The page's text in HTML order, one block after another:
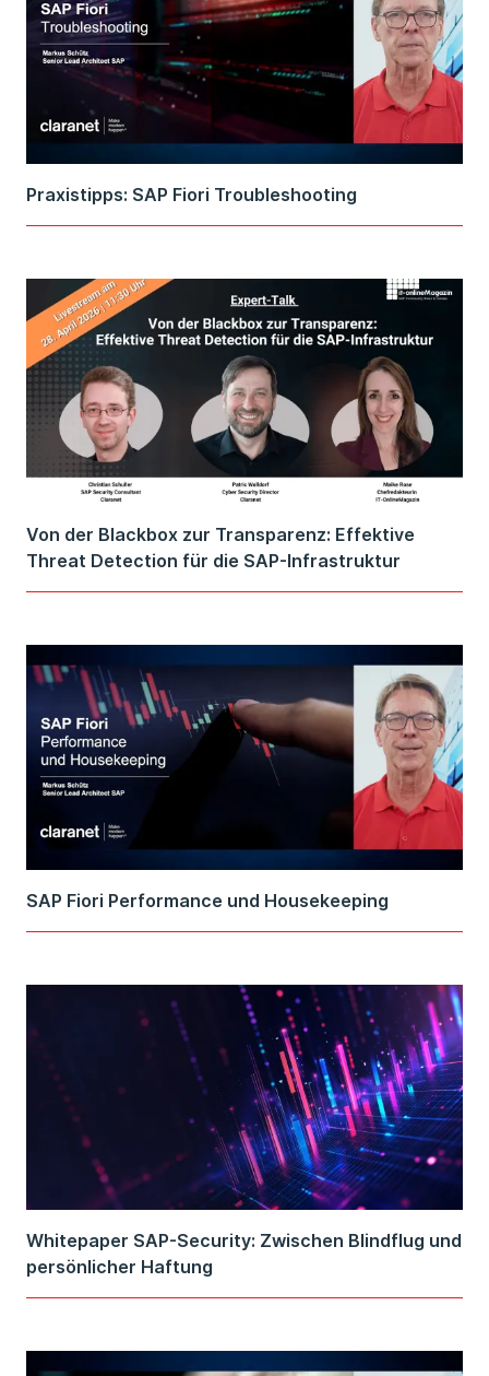
Praxistipps: SAP Fiori Troubleshooting
Von der Blackbox zur Transparenz: Effektive
Threat Detection für die SAP-Infrastruktur
SAP Fiori Performance und Housekeeping
Whitepaper SAP-Security: Zwischen Blindflug und
persönlicher Haftung